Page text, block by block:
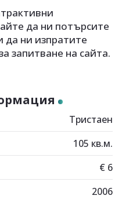
да ни потърсите
да ни изпратите
запитване на сайта.
Тристаен
105 кв.м.
€ 6
2006